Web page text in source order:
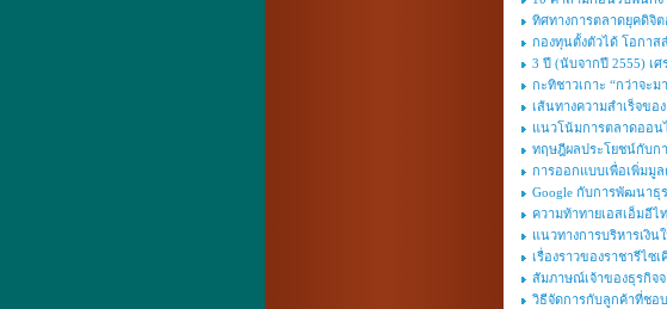
ทิศทางการตลาดยุคดิจิต
กองทุนตั้งตัวได้ โอกา
3 ปี (นับจากปี 2555) เศ
กะทิชาวเกาะ “กว่าจะ
เส้นทางความสำเร็จขอ
แนวโน้มการตลาดออน
ทฤษฎีผลประโยชน์กับก
การออกแบบเพื่อเพิ่มมู
Google กับการพัฒนาธุ
ความท้าทายเอสเอ็มอีไ
แนวทางการบริหารเงิน
เรื่องราวของราชารีไซ
สัมภาษณ์เจ้าของธุรกิจจ
วิธีจัดการกับลูกค้าที่ชอ